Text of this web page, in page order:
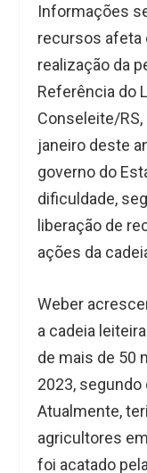
Informações
recursos afeta
realização da
Referência do
Conseleite/
janeiro deste
governo do
dificuldade,
liberação de
ações da
Weber
a cadeia
de mais de 50
2023, segundo
Atualmente,
agricultores
foi acatado